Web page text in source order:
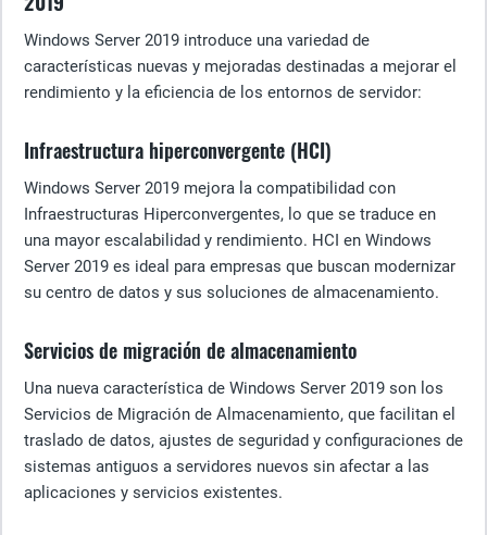
Windows Server 2019 introduce una variedad de
características nuevas y mejoradas destinadas a mejorar el
rendimiento y la eficiencia de los entornos de servidor:
Infraestructura hiperconvergente (HCI)
Windows Server 2019 mejora la compatibilidad con
Infraestructuras Hiperconvergentes, lo que se traduce en
una mayor escalabilidad y rendimiento. HCI en Windows
Server 2019 es ideal para empresas que buscan modernizar
su centro de datos y sus soluciones de almacenamiento.
Servicios de migración de almacenamiento
Una nueva característica de Windows Server 2019 son los
Servicios de Migración de Almacenamiento, que facilitan el
traslado de datos, ajustes de seguridad y configuraciones de
sistemas antiguos a servidores nuevos sin afectar a las
aplicaciones y servicios existentes.